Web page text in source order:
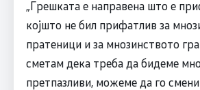
„Грешката е направена што е
којшто не бил прифатлив за
пратеници и за мнозинството
сметам дека треба да бидеме
претпазливи, можеме да го